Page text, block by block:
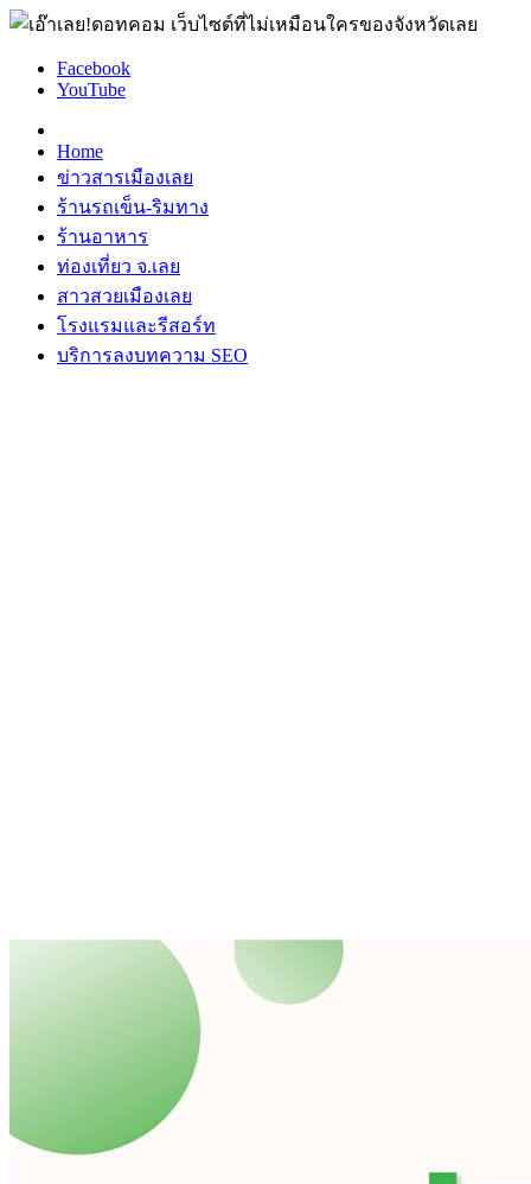
Facebook
YouTube
Home
ข่าวสารเมืองเลย
ร้านรถเข็น-ริมทาง
ร้านอาหาร
ท่องเที่ยว จ.เลย
สาวสวยเมืองเลย
โรงแรมและรีสอร์ท
บริการลงบทความ SEO